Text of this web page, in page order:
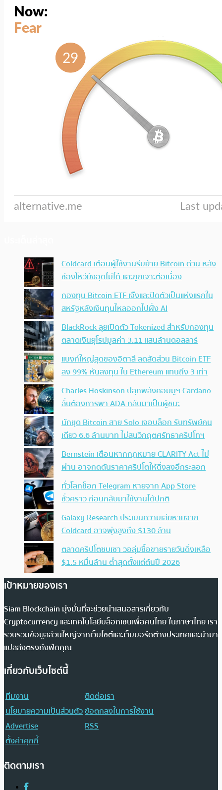
Coldcard เตือนผู้ใช้งานรีบย้าย Bitcoin ด่วน หลัง
ช่องโหว่ยังอุดไม่ได้ และถูกเจาะต่อเนื่อง
กองทุน Bitcoin ETF เจ๊งและปิดตัวเป็นแห่งแรกใน
สหรัฐหลังเงินทุนไหลออกไปฝั่ง AI
BlackRock ลุยเปิดตัว Tokenized สำหรับกองทุน
ตลาดเงินยุโรปมูลค่า 3.11 แสนล้านดอลลาร์
แบงก์ใหญ่สุดของอิตาลี ลดสัดส่วน Bitcoin ETF
ลง 99% หันลงทุน ใน Ethereum แทนถึง 3 เท่า
Charles Hoskinson ปลุกพลังคอมมูฯ Cardano
ลั่นต้องการพา ADA กลับมาเป็นผู้ชนะ
นักขุด Bitcoin สาย Solo เจอบล็อก รับทรัพย์คน
เดียว 6.6 ล้านบาท ไม่สนวิกฤตศรัทธาคริปโทฯ
Bernstein เตือนหากกฎหมาย CLARITY Act ไม่
ผ่าน อาจกดดันราคาคริปโตให้ดิ่งลงอีกระลอก
ทั่วโลกช็อก Telegram หายจาก App Store
ชั่วคราว ก่อนกลับมาใช้งานได้ปกติ
Galaxy Research ประเมินความเสียหายจาก
Coldcard อาจพุ่งสูงถึง $130 ล้าน
ตลาดคริปโตซบเซา วอลุ่มซื้อขายรายวันดิ่งเหลือ
$1.5 หมื่นล้าน ต่ำสุดตั้งแต่ต้นปี 2026
เป้าหมายของเรา
Siam Blockchain มุ่งมั่นที่จะช่วยนำเสนอสารเกี่ยวกับ
Cryptocurrency และเทคโนโลยีบล็อกเชนเพื่อคนไทย ในภาษาไทย เรา
รวบรวมข้อมูลส่วนใหญ่จากเว็บไซต์และเว็บบอร์ดต่างประเทศและนำมา
แปลส่งตรงถึงฟีดคุณ
เกี่ยวกับเว็บไซต์นี้
ทีมงาน
ติดต่อเรา
นโยบายความเป็นส่วนตัวข้อตกลงในการใช้งาน
Advertise
RSS
ตั้งค่าคุกกี้
ติดตามเรา